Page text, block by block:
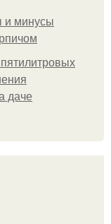
и минусы
даче